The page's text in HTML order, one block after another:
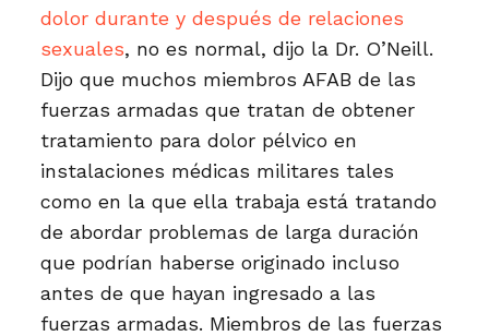
dolor durante y después de relaciones
sexuales, no es normal, dijo la Dr. O’Neill.
Dijo que muchos miembros AFAB de las
fuerzas armadas que tratan de obtener
tratamiento para dolor pélvico en
instalaciones médicas militares tales
como en la que ella trabaja está tratando
de abordar problemas de larga duración
que podrían haberse originado incluso
antes de que hayan ingresado a las
fuerzas armadas. Miembros de las fuerzas